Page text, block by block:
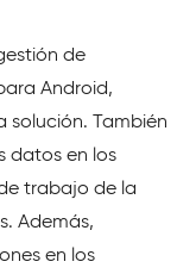
de
Android,
solución. También
datos en los
trabajo de la
Además,
en los